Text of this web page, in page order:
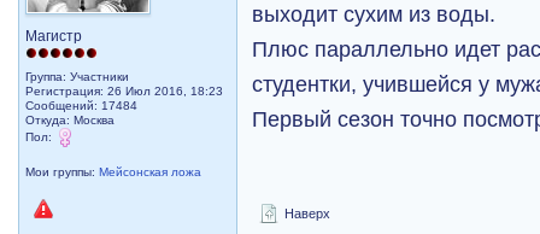
Магистр
Группа: Участники
Регистрация: 26 Июл 2016, 18:23
Сообщений: 17484
Откуда: Москва
Пол:
Мои группы:Мейсонская ложа
выходит сухим из воды.
Плюс параллельно идет
студентки, учившейся у
Первый сезон точно
Наверх